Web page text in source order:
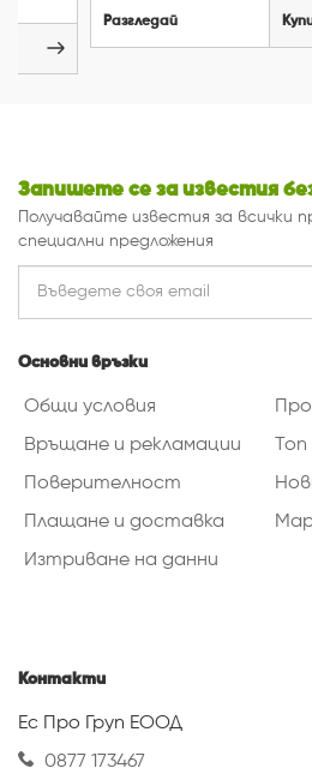
Разгледай
Запишете се за известия
Получавайте известия за всички
специални предложения
Основни връзки
Общи условия
Връщане и рекламации
Поверителност
Плащане и доставка
Изтриване на данни
Контакти
Ес Про Груп ЕООД
0877 173467